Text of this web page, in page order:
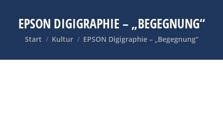
EPSON DIGIGRAPHIE – „BEGEGNUNG“
Sie befinden sich hier:
Start Kultur EPSON Digigraphie – „Begegnung“